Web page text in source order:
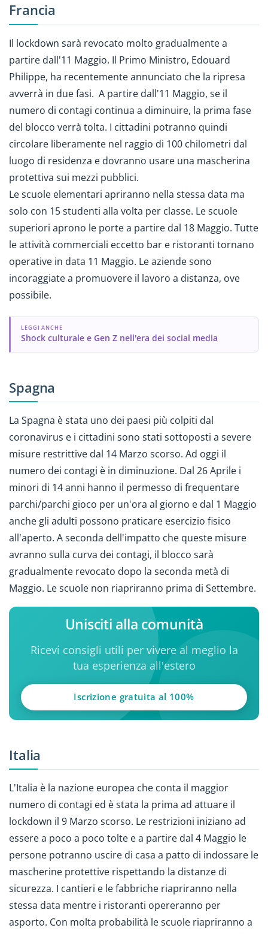
Francia
Il lockdown sarà revocato molto gradualmente a
partire dall'11 Maggio. Il Primo Ministro, Edouard
Philippe, ha recentemente annunciato che la ripresa
avverrà in due fasi. A partire dall'11 Maggio, se il
numero di contagi continua a diminuire, la prima fase
del blocco verrà tolta. I cittadini potranno quindi
circolare liberamente nel raggio di 100 chilometri dal
luogo di residenza e dovranno usare una mascherina
protettiva sui mezzi pubblici.
Le scuole elementari apriranno nella stessa data ma
solo con 15 studenti alla volta per classe. Le scuole
superiori aprono le porte a partire dal 18 Maggio. Tutte
le attività commerciali eccetto bar e ristoranti tornano
operative in data 11 Maggio. Le aziende sono
incoraggiate a promuovere il lavoro a distanza, ove
possibile.
LEGGI ANCHE
Shock culturale e Gen Z nell'era dei social media
Spagna
La Spagna è stata uno dei paesi più colpiti dal
coronavirus e i cittadini sono stati sottoposti a severe
misure restrittive dal 14 Marzo scorso. Ad oggi il
numero dei contagi è in diminuzione. Dal 26 Aprile i
minori di 14 anni hanno il permesso di frequentare
parchi/parchi gioco per un'ora al giorno e dal 1 Maggio
anche gli adulti possono praticare esercizio fisico
all'aperto. A seconda dell'impatto che queste misure
avranno sulla curva dei contagi, il blocco sarà
gradualmente revocato dopo la seconda metà di
Maggio. Le scuole non riapriranno prima di Settembre.
Unisciti alla comunità
Ricevi consigli utili per vivere al meglio la
tua esperienza all'estero
Iscrizione gratuita al 100%
Italia
L'Italia è la nazione europea che conta il maggior
numero di contagi ed è stata la prima ad attuare il
lockdown il 9 Marzo scorso. Le restrizioni iniziano ad
essere a poco a poco tolte e a partire dal 4 Maggio le
persone potranno uscire di casa a patto di indossare le
mascherine protettive rispettando la distanze di
sicurezza. I cantieri e le fabbriche riapriranno nella
stessa data mentre i ristoranti opereranno per
asporto. Con molta probabilità le scuole riapriranno a